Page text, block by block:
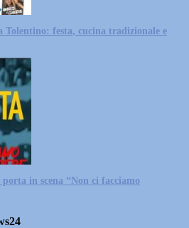
Tolentino: festa, cucina tradizionale e
in scena “Non ci facciamo